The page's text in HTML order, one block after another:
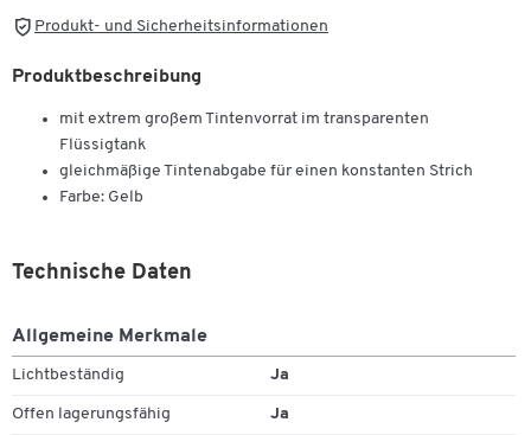
Produkt- und Sicherheitsinformationen
Produktbeschreibung
mit extrem großem Tintenvorrat im transparenten
Flüssigtank
gleichmäßige Tintenabgabe für einen konstanten Strich
Farbe: Gelb
Technische Daten
Allgemeine Merkmale
Lichtbeständig Ja
Offen lagerungsfähig Ja